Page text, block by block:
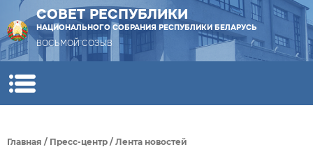
СОВЕТ РЕСПУБЛИКИ
НАЦИОНАЛЬНОГО СОБРАНИЯ РЕСПУБЛИКИ БЕЛАРУСЬ
ВОСЬМОЙ СОЗЫВ
Главная / Пресс-центр / Лента новостей